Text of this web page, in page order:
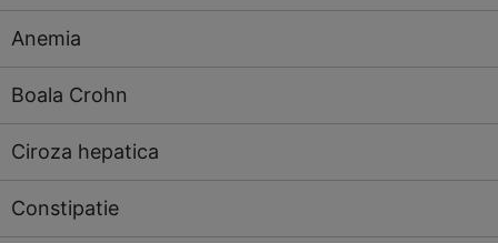
Anemia
Boala Crohn
Ciroza hepatica
Constipatie